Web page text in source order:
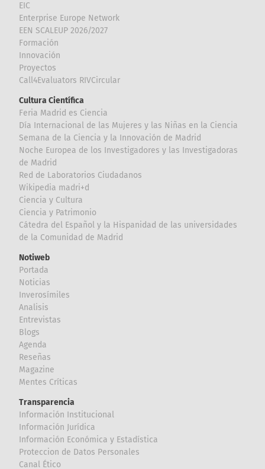
EIC
Enterprise Europe Network
EEN SCALEUP 2026/2027
Formación
Innovación
Proyectos
Call4Evaluators RIVCircular
Cultura Científica
Feria Madrid es Ciencia
Día Internacional de las Mujeres y las Niñas en la Ciencia
Semana de la Ciencia y la Innovación de Madrid
Noche Europea de los Investigadores y las Investigadoras
de Madrid
Red de Laboratorios Ciudadanos
Wikipedia madri+d
Ciencia y Cultura
Ciencia y Patrimonio
Cátedra del Español y la Hispanidad de las universidades
de la Comunidad de Madrid
Notiweb
Portada
Noticias
Inverosímiles
Analisis
Entrevistas
Blogs
Agenda
Reseñas
Magazine
Mentes Críticas
Transparencia
Información Institucional
Información Jurídica
Información Económica y Estadística
Proteccion de Datos Personales
Canal Ético